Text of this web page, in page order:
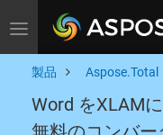
Toggle navigation
製品 Aspose.Total
Word をXLAM